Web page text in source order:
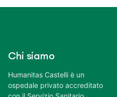
Chi siamo
Humanitas Castelli è un
ospedale privato accreditato